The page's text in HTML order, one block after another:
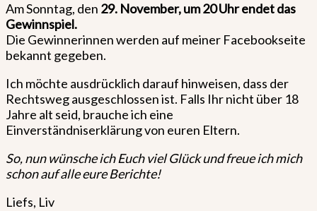
Am Sonntag, den 29. November, um 20 Uhr endet das
Gewinnspiel.
Die Gewinnerinnen werden auf meiner Facebookseite
bekannt gegeben.
Ich möchte ausdrücklich darauf hinweisen, dass der
Rechtsweg ausgeschlossen ist. Falls Ihr nicht über 18
Jahre alt seid, brauche ich eine
Einverständniserklärung von euren Eltern.
So, nun wünsche ich Euch viel Glück und freue ich mich
schon auf alle eure Berichte!
Liefs, Liv